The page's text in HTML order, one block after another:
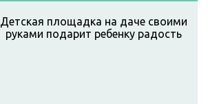
Детская площадка на даче своими
руками подарит ребенку радость